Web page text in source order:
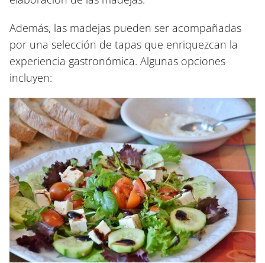
Además, las madejas pueden ser acompañadas
por una selección de tapas que enriquezcan la
experiencia gastronómica. Algunas opciones
incluyen: